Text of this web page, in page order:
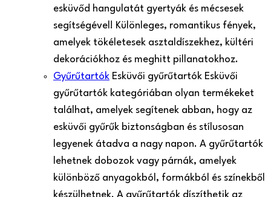
esküvőd hangulatát gyertyák és mécsesek
segítségével! Különleges, romantikus fények,
amelyek tökéletesek asztaldíszekhez, kültéri
dekorációkhoz és meghitt pillanatokhoz.
Gyűrűtartók Esküvői gyűrűtartók Esküvői
gyűrűtartók kategóriában olyan termékeket
találhat, amelyek segítenek abban, hogy az
esküvői gyűrűk biztonságban és stílusosan
legyenek átadva a nagy napon. A gyűrűtartók
lehetnek dobozok vagy párnák, amelyek
különböző anyagokból, formákból és színekből
készülhetnek. A gyűrűtartók díszíthetik az